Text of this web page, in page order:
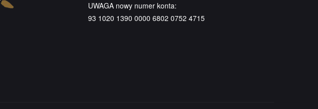
UWAGA nowy numer konta:
93 1020 1390 0000 6802 0752 4715